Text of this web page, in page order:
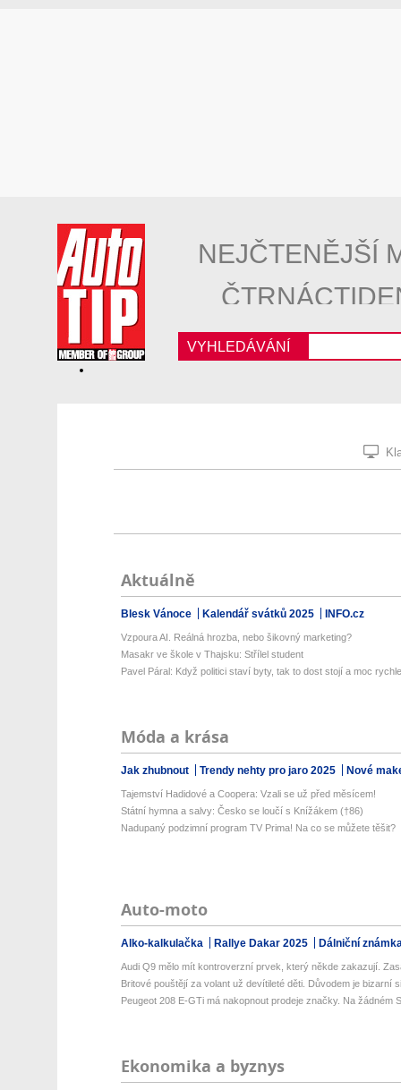
NEJČTENĚJŠÍ
VYHLEDÁVÁNÍ
Aktuálně
Blesk Vánoce Kalendář svátků 2025 INFO.cz
Vzpoura AI. Reálná hrozba, nebo šikovný marketing?
Masakr ve škole v Thajsku: Střílel student
Pavel Páral: Když politici staví byty, tak to dost stojí a moc
Móda a krása
Jak zhubnout Trendy nehty pro jaro 2025 Nové
Tajemství Hadidové a Coopera: Vzali se už před měsícem!
Státní hymna a salvy: Česko se loučí s Knížákem (†86)
Nadupaný podzimní program TV Prima! Na co se můžete těšit?
Auto-moto
Alko-kalkulačka Rallye Dakar 2025 Dálniční
Audi Q9 mělo mít kontroverzní prvek, který někde zakazují.
Britové pouštějí za volant už devítileté děti. Důvodem je bizarní
Peugeot 208 E-GTi má nakopnout prodeje značky. Na žádném
Ekonomika a byznys